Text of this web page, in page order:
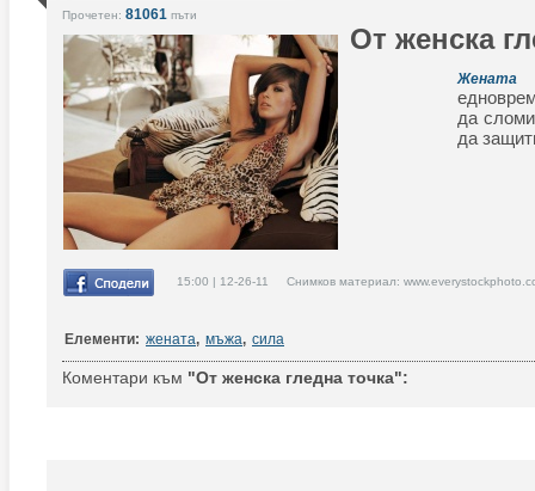
Прочетен: 81061 пъти
От женска
Жената
да
да
15:00 | 12-26-11 Снимков материал:
Елементи: жената, мъжа, сила
Коментари към "От женска гледна точка":